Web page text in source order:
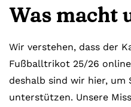
Was macht
Wir verstehen, dass der
Fußballtrikot 25/26
deshalb sind wir hier, um
unterstützen. Unsere